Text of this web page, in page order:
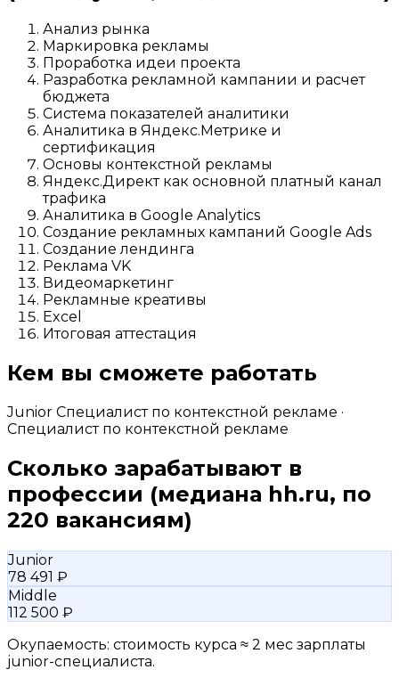
Анализ рынка
Маркировка рекламы
Проработка идеи проекта
Разработка рекламной кампании и расчет
бюджета
Система показателей аналитики
Аналитика в Яндекс.Метрике и
сертификация
Основы контекстной рекламы
Яндекс.Директ как основной платный канал
трафика
Аналитика в Google Analytics
Создание рекламных кампаний Google Ads
Создание лендинга
Реклама VK
Видеомаркетинг
Рекламные креативы
Excel
Итоговая аттестация
Кем вы сможете работать
Junior Специалист по контекстной рекламе ·
Специалист по контекстной рекламе
Сколько зарабатывают в
профессии (медиана hh.ru, по
220 вакансиям)
Junior
78 491 ₽
Middle
112 500 ₽
Окупаемость: стоимость курса ≈ 2 мес зарплаты
junior-специалиста.